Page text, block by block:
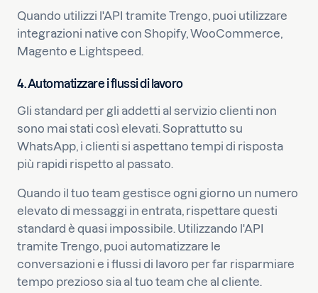
Quando utilizzi l'API tramite Trengo, puoi utilizzare
integrazioni native con Shopify, WooCommerce,
Magento e Lightspeed.
4. Automatizzare i flussi di lavoro
Gli standard per gli addetti al servizio clienti non
sono mai stati così elevati. Soprattutto su
WhatsApp, i clienti si aspettano tempi di risposta
più rapidi rispetto al passato.
Quando il tuo team gestisce ogni giorno un numero
elevato di messaggi in entrata, rispettare questi
standard è quasi impossibile. Utilizzando l'API
tramite Trengo, puoi automatizzare le
conversazioni e i flussi di lavoro per far risparmiare
tempo prezioso sia al tuo team che al cliente.